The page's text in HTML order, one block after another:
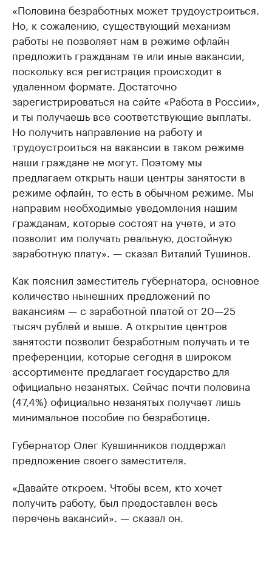
«Половина безработных может трудоустроиться.
Но, к сожалению, существующий механизм
работы не позволяет нам в режиме офлайн
предложить гражданам те или иные вакансии,
поскольку вся регистрация происходит в
удаленном формате. Достаточно
зарегистрироваться на сайте «Работа в России»,
и ты получаешь все соответствующие выплаты.
Но получить направление на работу и
трудоустроиться на вакансии в таком режиме
наши граждане не могут. Поэтому мы
предлагаем открыть наши центры занятости в
режиме офлайн, то есть в обычном режиме. Мы
направим необходимые уведомления нашим
гражданам, которые состоят на учете, и это
позволит им получать реальную, достойную
заработную плату». — сказал Виталий Тушинов.
Как пояснил заместитель губернатора, основное
количество нынешних предложений по
вакансиям — с заработной платой от 20—25
тысяч рублей и выше. А открытие центров
занятости позволит безработным получать и те
преференции, которые сегодня в широком
ассортименте предлагает государство для
официально незанятых. Сейчас почти половина
(47,4%) официально незанятых получает лишь
минимальное пособие по безработице.
Губернатор Олег Кувшинников поддержал
предложение своего заместителя.
«Давайте откроем. Чтобы всем, кто хочет
получить работу, был предоставлен весь
перечень вакансий». — сказал он.